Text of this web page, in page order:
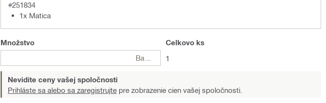
#251834
1x Matica
Množstvo
Celkovo ks
1
Nevidíte ceny vašej spoločnosti
Prihláste sa alebo sa zaregistrujte pre zobrazenie cien vašej spoločnosti.